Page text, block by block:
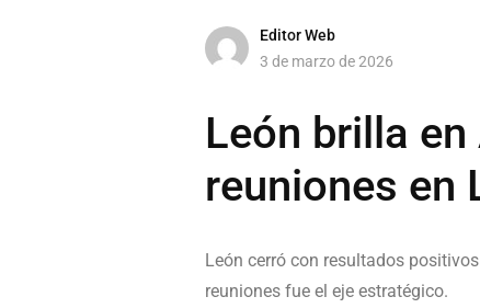
Editor Web
3 de marzo de 2026
León brilla
reuniones en
León cerró con resultados
reuniones fue el eje estratégico.